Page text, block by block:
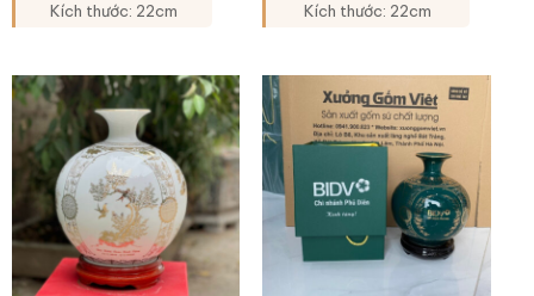
Kích thước: 22cm Kích thước: 22cm